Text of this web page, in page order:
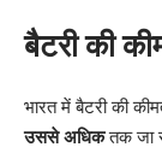
बैटरी की
भारत में बैटरी की
उससे अधिकतक जा